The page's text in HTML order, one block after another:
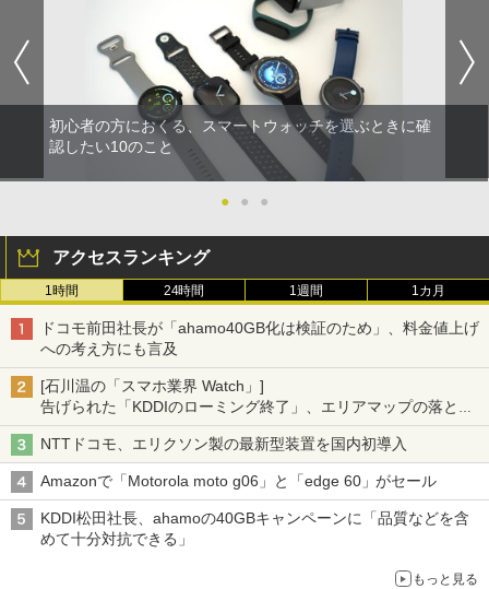
初心者の方におくる、スマートウォッチを選ぶときに確
認したい10のこと
● ● ●
アクセスランキング
1時間 24時間 1週間 1カ月
ドコモ前田社長が「ahamo40GB化は検証のため」、料金値上げ
への考え方にも言及
[石川温の「スマホ業界 Watch」]
告げられた「KDDIのローミング終了」、エリアマップの落とし
穴と楽天モバイルの課題
NTTドコモ、エリクソン製の最新型装置を国内初導入
Amazonで「Motorola moto g06」と「edge 60」がセール
KDDI松田社長、ahamoの40GBキャンペーンに「品質などを含
めて十分対抗できる」
もっと見る